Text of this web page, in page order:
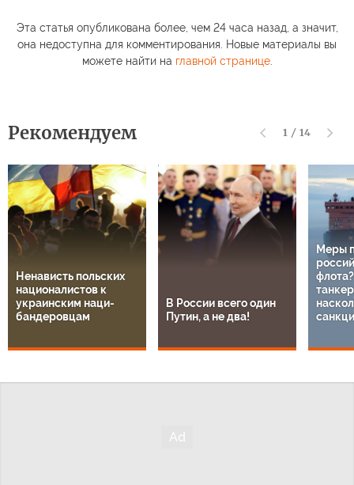
Эта статья опубликована более, чем 24 часа назад, а значит,
она недоступна для комментирования. Новые материалы вы
можете найти на главной странице.
Рекомендуем 1 / 14
Ненависть польских
националистов к
украинским наци-
бандеровцам
В России всего один
Путин, а не два!
Меры